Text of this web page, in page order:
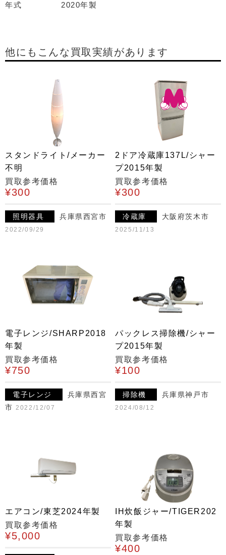
年式
2020年製
他にもこんな買取実績があります
スタンドライト/メーカー
不明
買取参考価格
¥300
照明器具 兵庫県西宮市
2022/09/29
2ドア冷蔵庫137L/シャー
プ2015年製
買取参考価格
¥300
冷蔵庫 大阪府茨木市
2025/11/13
電子レンジ/SHARP2018
年製
買取参考価格
¥750
電子レンジ
兵庫県西宮
市 2022/12/07
パックレス掃除機/シャー
プ2015年製
買取参考価格
¥100
掃除機 兵庫県神戸市
2024/08/12
エアコン/東芝2024年製
買取参考価格
¥5,000
IH炊飯ジャー/TIGER202
年製
買取参考価格
¥400